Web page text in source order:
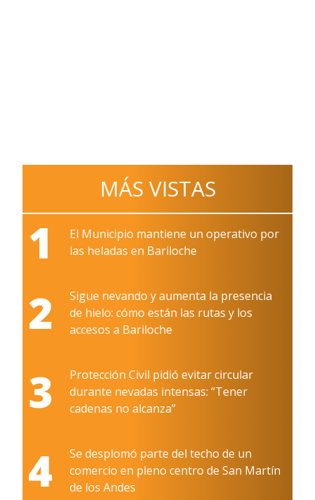
MÁS VISTAS
1
El Municipio mantiene un operativo por
las heladas en Bariloche
2
Sigue nevando y aumenta la presencia
de hielo: cómo están las rutas y los
accesos a Bariloche
3
Protección Civil pidió evitar circular
durante nevadas intensas: “Tener
cadenas no alcanza”
4
Se desplomó parte del techo de un
comercio en pleno centro de San Martín
de los Andes